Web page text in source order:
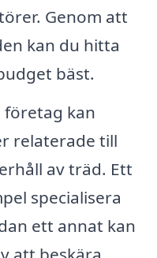
Genom att
kan du hitta
bäst.
företag kan
relaterade till
av träd. Ett
specialisera
ett annat kan